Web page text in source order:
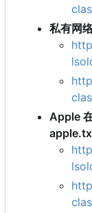
私有网
Apple